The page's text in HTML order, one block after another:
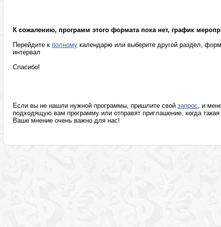
К сожалению, программ этого формата пока нет, график
Перейдите к полному календарю или выберите другой раздел,
интервал
Спасибо!
Если вы не нашли нужной программы, пришлите свой запрос, и
подходящую вам программу или отправят приглашение, когда
Ваше мнение очень важно для нас!